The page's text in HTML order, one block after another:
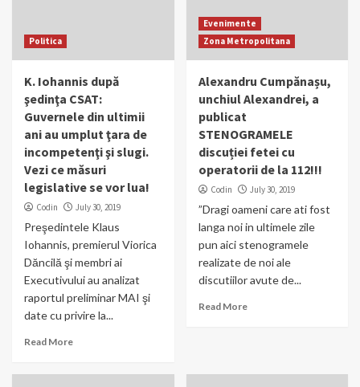
Politica
K. Iohannis după
şedinţa CSAT:
Guvernele din ultimii
ani au umplut ţara de
incompetenţi şi slugi.
Vezi ce măsuri
legislative se vor lua!
Codin July 30, 2019
Preşedintele Klaus
Iohannis, premierul Viorica
Dăncilă şi membri ai
Executivului au analizat
raportul preliminar MAI şi
date cu privire la...
Read More
Evenimente
Zona Metropolitana
Alexandru Cumpănașu,
unchiul Alexandrei, a
publicat
STENOGRAMELE
discuției fetei cu
operatorii de la 112!!!
Codin July 30, 2019
”Dragi oameni care ati fost
langa noi in ultimele zile
pun aici stenogramele
realizate de noi ale
discutiilor avute de...
Read More